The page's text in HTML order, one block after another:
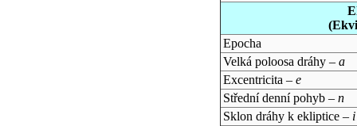
Epocha
Velká poloosa dráhy – a
Excentricita – e
Střední denní pohyb – n
Sklon dráhy k ekliptice – i